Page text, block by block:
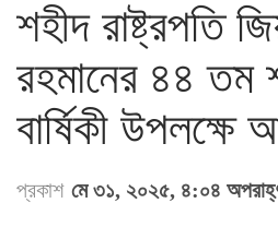
শহীদ রাষ্ট্রপতি
রহমানের ৪৪ তম
বার্ষিকী
প্রকাশ মে ৩১, ২০২৫, ৪:০৪